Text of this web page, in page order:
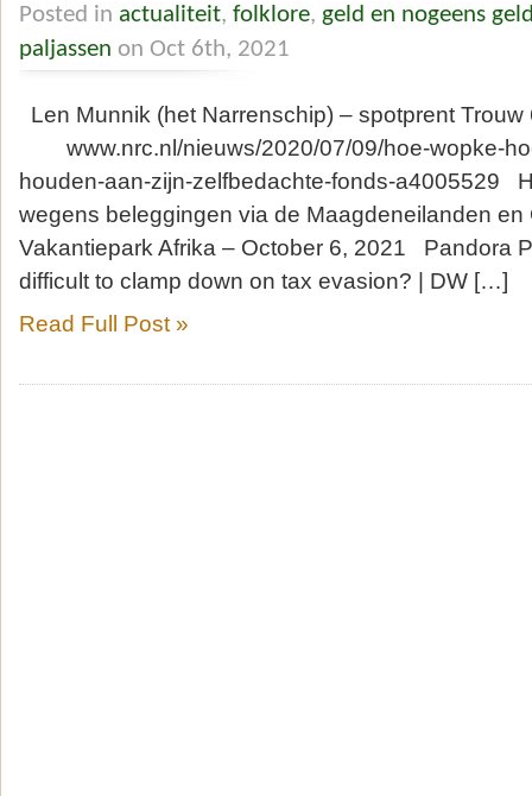
Posted in actualiteit, folklore, geld en nogeens
paljassen on Oct 6th, 2021
Len Munnik (het Narrenschip) – spotprent
www.nrc.nl/nieuws/2020/07/09/hoe-wopke-
houden-aan-zijn-zelfbedachte-fonds-a4005529
wegens beleggingen via de Maagdeneilanden en
Vakantiepark Afrika – October 6, 2021 Pandora
difficult to clamp down on tax evasion? | DW […]
Read Full Post »